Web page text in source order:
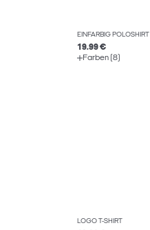
EINFARBIG POLOSHIRT
19.99 €
Farben (8)
LOGO T-SHIRT